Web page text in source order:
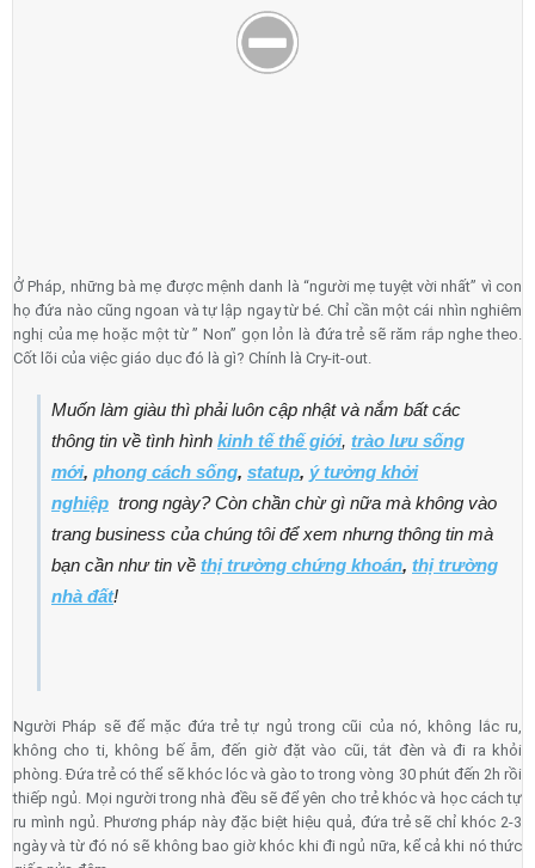
Ở Pháp, những bà mẹ được mệnh danh là “người mẹ tuyệt vời nhất” vì con
họ đứa nào cũng ngoan và tự lập ngay từ bé. Chỉ cần một cái nhìn nghiêm
nghị của mẹ hoặc một từ ” Non” gọn lỏn là đứa trẻ sẽ răm rắp nghe theo.
Cốt lõi của việc giáo dục đó là gì? Chính là Cry-it-out.
Muốn làm giàu thì phải luôn cập nhật và nắm bất các
thông tin về tình hình kinh tế thế giới, trào lưu sống
mới, phong cách sống, statup, ý tưởng khởi
nghiệp trong ngày? Còn chần chừ gì nữa mà không vào
trang business của chúng tôi để xem nhưng thông tin mà
bạn cần như tin về thị trường chứng khoán, thị trường
nhà đất!
Người Pháp sẽ để mặc đứa trẻ tự ngủ trong cũi của nó, không lắc ru,
không cho ti, không bế ẵm, đến giờ đặt vào cũi, tắt đèn và đi ra khỏi
phòng. Đứa trẻ có thể sẽ khóc lóc và gào to trong vòng 30 phút đến 2h rồi
thiếp ngủ. Mọi người trong nhà đều sẽ để yên cho trẻ khóc và học cách tự
ru mình ngủ. Phương pháp này đặc biệt hiệu quả, đứa trẻ sẽ chỉ khóc 2-3
ngày và từ đó nó sẽ không bao giờ khóc khi đi ngủ nữa, kể cả khi nó thức